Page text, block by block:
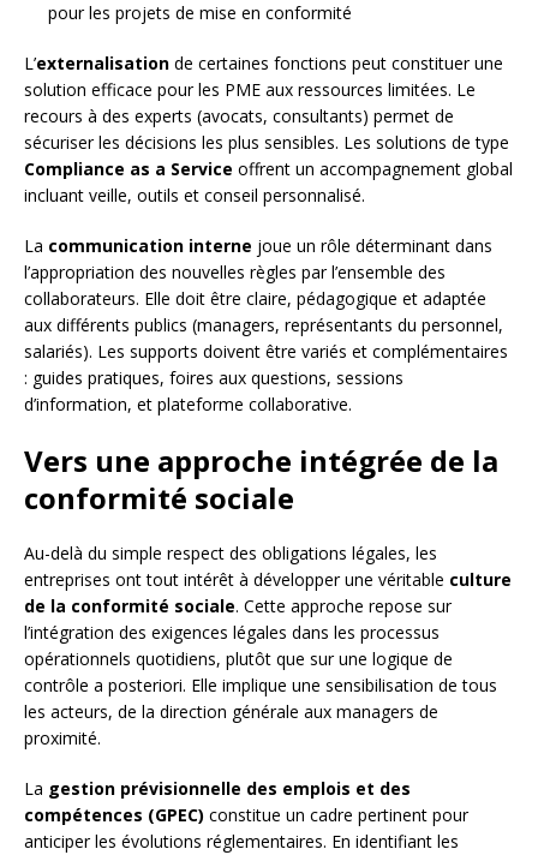
pour les projets de mise en conformité
L’externalisation de certaines fonctions peut constituer une
solution efficace pour les PME aux ressources limitées. Le
recours à des experts (avocats, consultants) permet de
sécuriser les décisions les plus sensibles. Les solutions de type
Compliance as a Service offrent un accompagnement global
incluant veille, outils et conseil personnalisé.
La communication interne joue un rôle déterminant dans
l’appropriation des nouvelles règles par l’ensemble des
collaborateurs. Elle doit être claire, pédagogique et adaptée
aux différents publics (managers, représentants du personnel,
salariés). Les supports doivent être variés et complémentaires
: guides pratiques, foires aux questions, sessions
d’information, et plateforme collaborative.
Vers une approche intégrée de la
conformité sociale
Au-delà du simple respect des obligations légales, les
entreprises ont tout intérêt à développer une véritable culture
de la conformité sociale. Cette approche repose sur
l’intégration des exigences légales dans les processus
opérationnels quotidiens, plutôt que sur une logique de
contrôle a posteriori. Elle implique une sensibilisation de tous
les acteurs, de la direction générale aux managers de
proximité.
La gestion prévisionnelle des emplois et des
compétences (GPEC) constitue un cadre pertinent pour
anticiper les évolutions réglementaires. En identifiant les